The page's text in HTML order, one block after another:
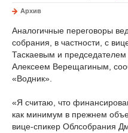
Архив
Аналогичные переговоры
собрания, в частности, с
Таскаевым и
Алексеем Верещагиным,
«Водник».
«Я считаю, что
как минимум в прежнем
вице-спикер Облсобрания